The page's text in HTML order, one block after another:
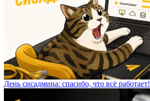
День сисадмина: спасибо, что всё работает!